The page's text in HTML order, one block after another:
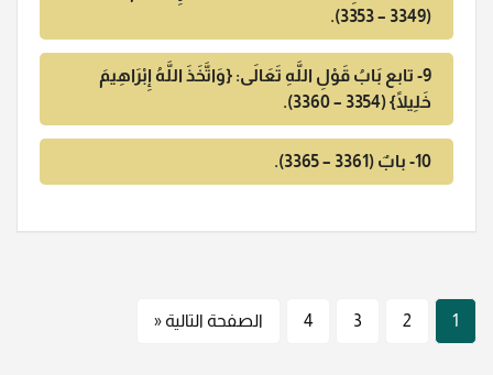
(3349 – 3353).
9- تابع بَابُ قَوْلِ اللَّهِ تَعَالَى: {وَاتَّخَذَ اللَّهُ إِبْرَاهِيمَ
خَلِيلًا} (3354 – 3360).
10- بابٌ (3361 – 3365).
1
2
3
4 الصفحة التالية «